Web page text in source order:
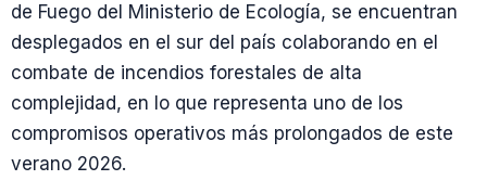
de Fuego del Ministerio de Ecología, se encuentran
desplegados en el sur del país colaborando en el
combate de incendios forestales de alta
complejidad, en lo que representa uno de los
compromisos operativos más prolongados de este
verano 2026.